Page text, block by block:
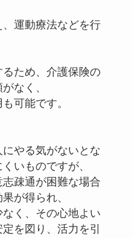
運動療法などを行
ため、介護保険の
なく、
可能です。
やる気がないとな
いものですが、
疎通が困難な場合
が得られ、
く、その心地よい
を図り、活力を引